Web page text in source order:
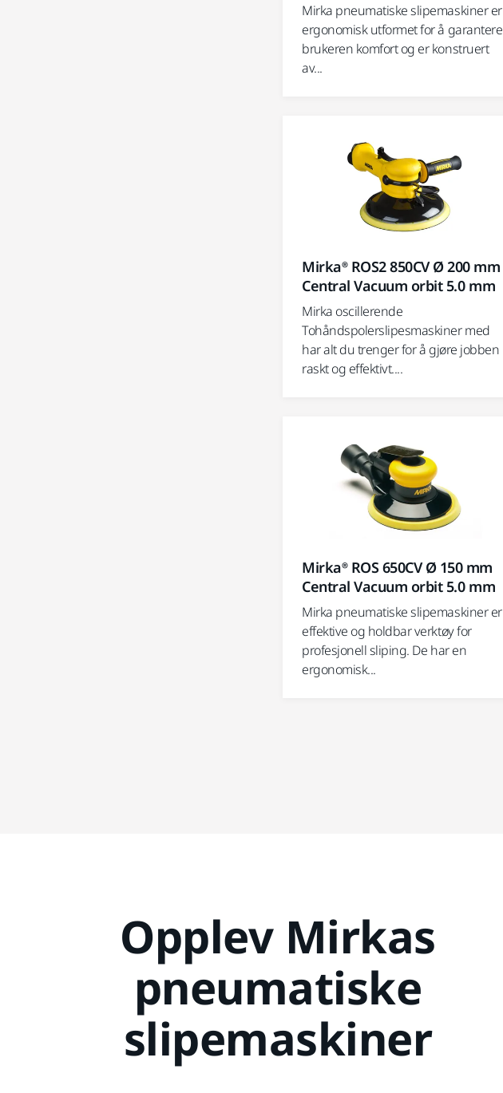
Mirka pneumatiske slipemaskiner er
ergonomisk utformet for å garantere
brukeren komfort og er konstruert
av...
Mirka® ROS2 850CV Ø 200 mm
Central Vacuum orbit 5.0 mm
Mirka oscillerende
Tohåndspolerslipesmaskiner med
har alt du trenger for å gjøre jobben
raskt og effektivt....
Mirka® ROS 650CV Ø 150 mm
Central Vacuum orbit 5.0 mm
Mirka pneumatiske slipemaskiner er
effektive og holdbar verktøy for
profesjonell sliping. De har en
ergonomisk...
Opplev Mirkas
pneumatiske
slipemaskiner